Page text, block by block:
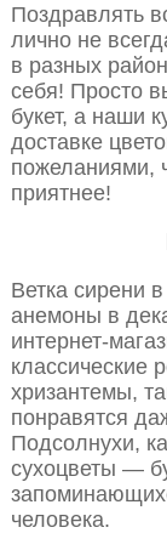
Поздравлять
лично не
в разных
себя! Просто
букет, а наши
доставке
пожеланиями,
приятнее!
Ветка сирени
анемоны в
интернет-
классические
хризантемы,
понравятся
Подсолнухи,
сухоцветы —
человека.